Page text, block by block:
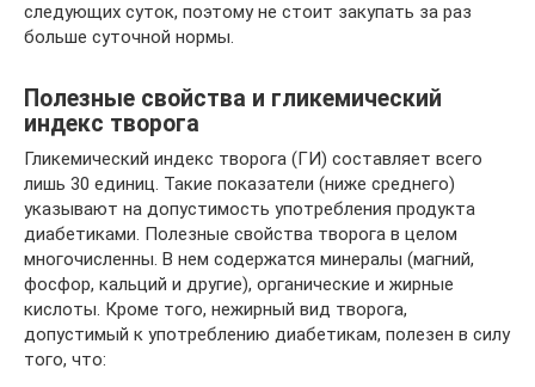
следующих суток, поэтому не стоит закупать за раз
больше суточной нормы.
Полезные свойства и гликемический
индекс творога
Гликемический индекс творога (ГИ) составляет всего
лишь 30 единиц. Такие показатели (ниже среднего)
указывают на допустимость употребления продукта
диабетиками. Полезные свойства творога в целом
многочисленны. В нем содержатся минералы (магний,
фосфор, кальций и другие), органические и жирные
кислоты. Кроме того, нежирный вид творога,
допустимый к употреблению диабетикам, полезен в силу
того, что: